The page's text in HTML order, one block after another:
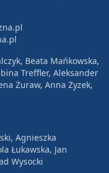
Beata Mańkowska,
Treffler, Aleksander
Żuraw, Anna Zyzek,
Agnieszka
Łukawska, Jan
Wysocki